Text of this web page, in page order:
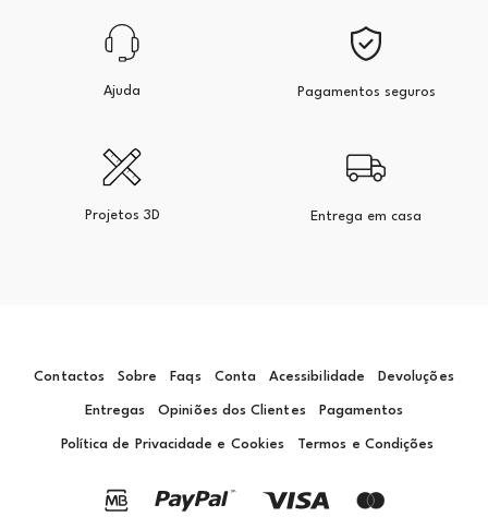
Ajuda Pagamentos seguros
Projetos 3D Entrega em casa
Contactos Sobre Faqs Conta Acessibilidade Devoluções
Entregas Opiniões dos Clientes Pagamentos
Política de Privacidade e Cookies Termos e Condições